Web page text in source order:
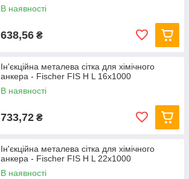
В наявності
638,56 ₴
Ін'єкційна металева сітка для хімічного
анкера - Fischer FIS H L 16x1000
В наявності
733,72 ₴
Ін'єкційна металева сітка для хімічного
анкера - Fischer FIS H L 22x1000
В наявності